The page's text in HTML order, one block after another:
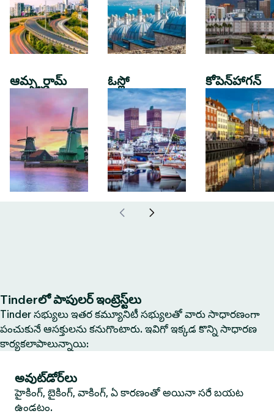
ఆమ్స్టర్డామ్ ఓస్లో కోపెన్‌హాగన్
Tinderలో పాపులర్ ఇంట్రెస్ట్‌లు
Tinder సభ్యులు ఇతర కమ్యూనిటీ సభ్యులతో వారు సాధారణంగా
పంచుకునే ఆసక్తులను కనుగొంటారు. ఇవిగో ఇక్కడ కొన్ని సాధారణ
కార్యకలాపాలున్నాయి:
అవుట్‌డోర్‌లు
హైకింగ్, బైకింగ్, వాకింగ్, ఏ కారణంతో అయినా సరే బయట
ఉండటం.